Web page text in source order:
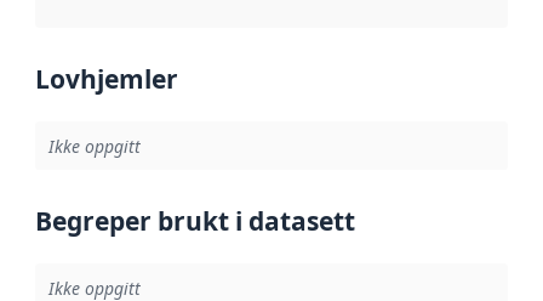
Lovhjemler
Ikke oppgitt
Begreper brukt i datasett
Ikke oppgitt